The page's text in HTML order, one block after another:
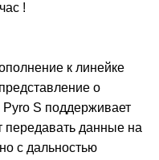
!
к линейке
о
S поддерживает
передавать данные на
с дальностью